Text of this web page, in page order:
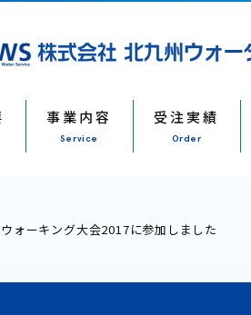
事業内容
Service
受注実績
Order
ォーキング大会2017に参加しました